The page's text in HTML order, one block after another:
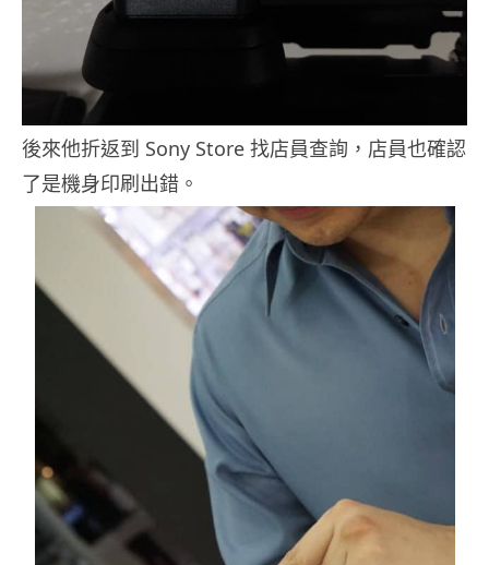
後來他折返到 Sony Store 找店員查詢，店員也確認
了是機身印刷出錯。